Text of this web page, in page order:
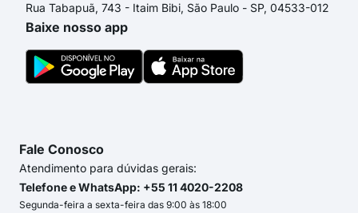
Rua Tabapuã, 743 - Itaim Bibi, São Paulo - SP, 04533-012
Baixe nosso app
Fale Conosco
Atendimento para dúvidas gerais:
Telefone e WhatsApp: +55 11 4020-2208
Segunda-feira a sexta-feira das 9:00 às 18:00